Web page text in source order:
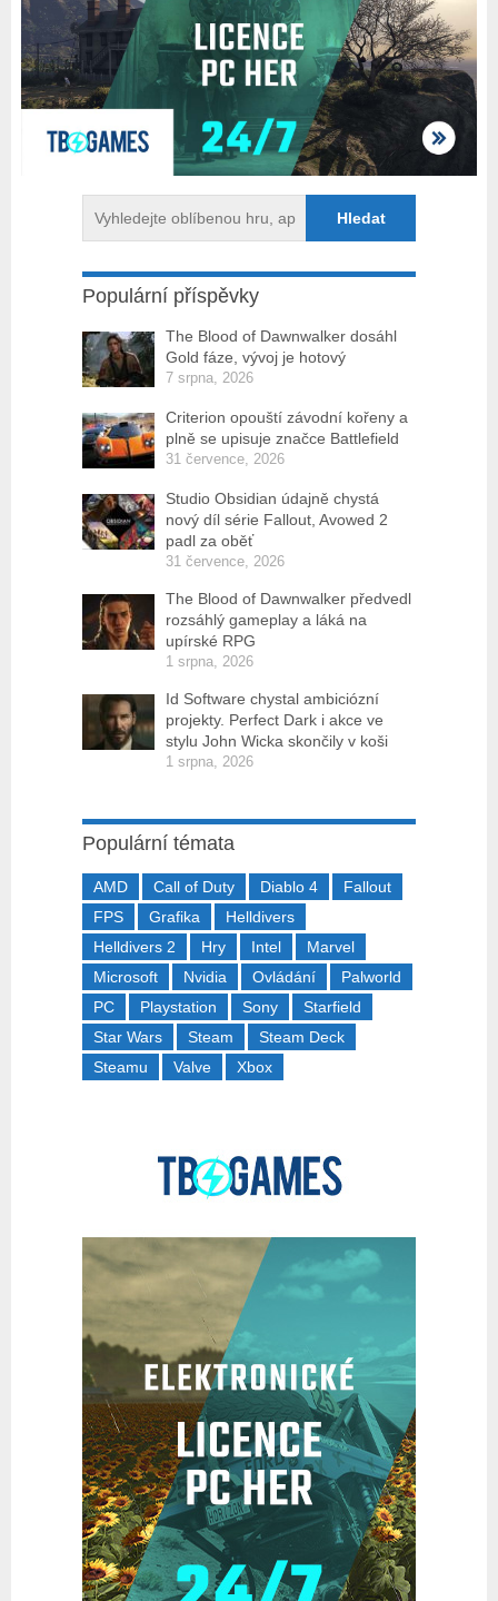
Populární příspěvky
The Blood of Dawnwalker dosáhl
Gold fáze, vývoj je hotový
7 srpna, 2026
Criterion opouští závodní kořeny a
plně se upisuje značce Battlefield
31 července, 2026
Studio Obsidian údajně chystá
nový díl série Fallout, Avowed 2
padl za oběť
31 července, 2026
The Blood of Dawnwalker předvedl
rozsáhlý gameplay a láká na
upírské RPG
1 srpna, 2026
Id Software chystal ambiciózní
projekty. Perfect Dark i akce ve
stylu John Wicka skončily v koši
1 srpna, 2026
Populární témata
AMD Call of Duty Diablo 4
Fallout
FPS
Grafika
Helldivers
Helldivers 2
Hry Intel
Marvel
Microsoft
Nvidia Ovládání
Palworld
PC
Playstation Sony
Starfield
Star Wars
Steam
Steam Deck
Steamu
Valve Xbox